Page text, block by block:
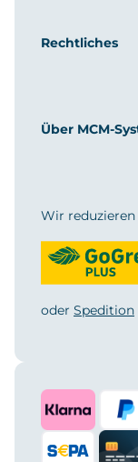
Rechtliches
Über MCM-
Wir reduzieren
oder Spedition